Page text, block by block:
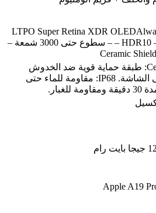
LTPO Super Retina XDR
– HDR10 – Dolby Vision – سطوع حتى 3000 شمعة –
Ceramic Shield 2: طبقة حماية قوية ضد الخدوش
والصدمات على الشاشة. IP68: مقاومة للماء حتى
Apple A19